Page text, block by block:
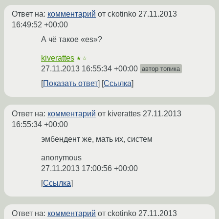
Ответ на: комментарий от ckotinko 27.11.2013
16:49:52 +00:00
А чё такое «es»?
kiverattes ★☆
27.11.2013 16:55:34 +00:00 автор топика
Показать ответ Ссылка
Ответ на: комментарий от kiverattes 27.11.2013
16:55:34 +00:00
эмбендент же, мать их, систем
anonymous
27.11.2013 17:00:56 +00:00
Ссылка
Ответ на: комментарий от ckotinko 27.11.2013